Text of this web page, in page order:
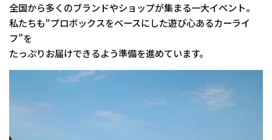
全国から多くのブランドやショップが集まる一大イベント。
私たちも“プロボックスをベースにした遊び心あるカーライ
フ”を
たっぷりお届けできるよう準備を進めています。